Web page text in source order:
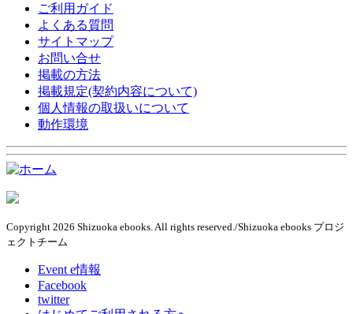
ご利用ガイド
よくある質問
サイトマップ
お問い合せ
掲載の方法
掲載規定(契約内容について)
個人情報の取扱いについて
動作環境
Copyright 2026 Shizuoka ebooks. All rights reserved./Shizuoka ebooks プロジ
ェクトチーム
Event e情報
Facebook
twitter